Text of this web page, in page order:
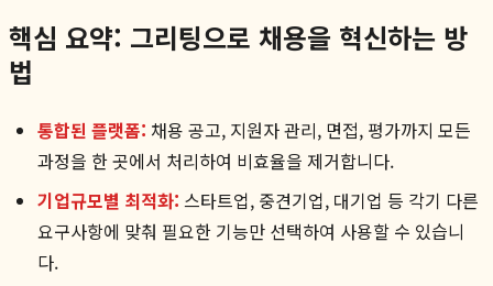
핵심 요약: 그리팅으로 채용을 혁신하는 방
법
통합된 플랫폼: 채용 공고, 지원자 관리, 면접, 평가까지 모든
과정을 한 곳에서 처리하여 비효율을 제거합니다.
기업규모별 최적화: 스타트업, 중견기업, 대기업 등 각기 다른
요구사항에 맞춰 필요한 기능만 선택하여 사용할 수 있습니
다.